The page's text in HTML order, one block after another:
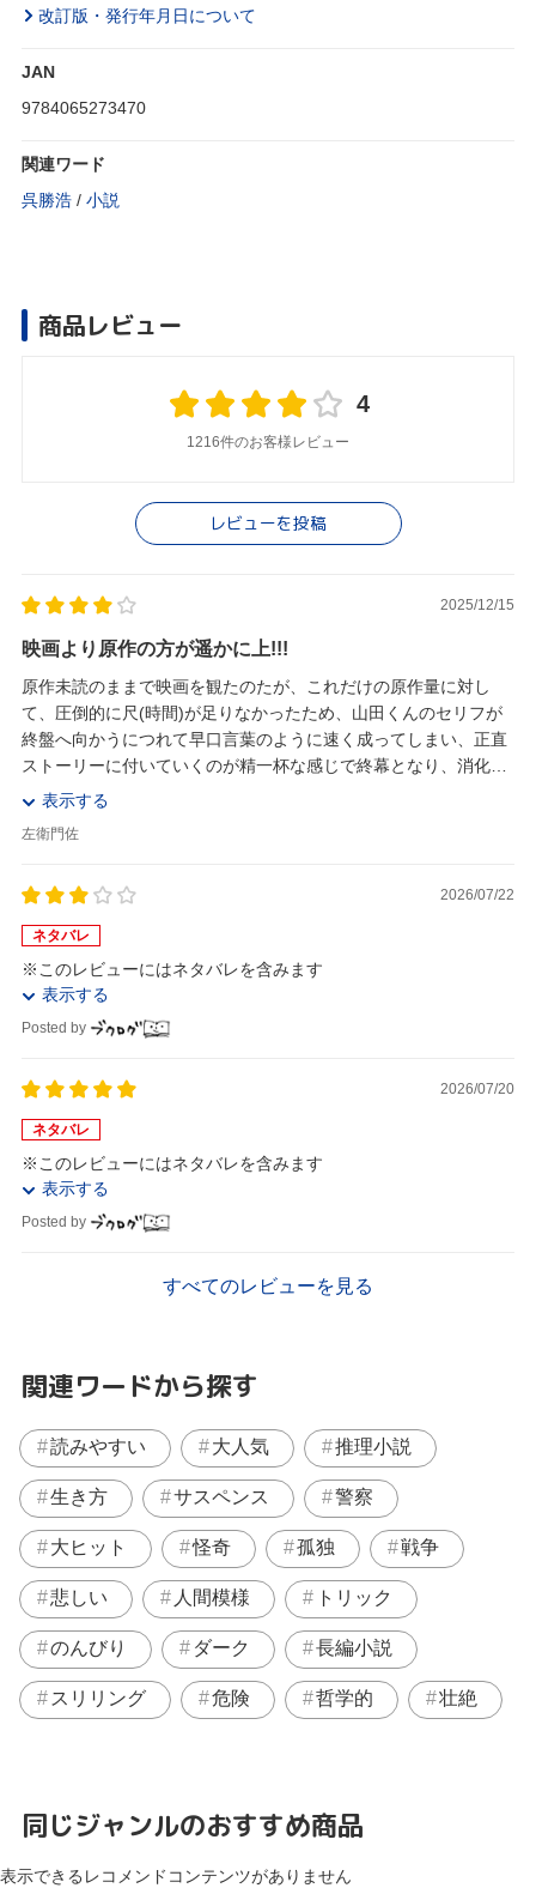
改訂版・発行年月日について
JAN
9784065273470
関連ワード
呉勝浩 / 小説
商品レビュー
4
1216件のお客様レビュー
レビューを投稿
2025/12/15
映画より原作の方が遥かに上!!!
原作未読のままで映画を観たのたが、これだけの原作量に対し
て、圧倒的に尺(時間)が足りなかったため、山田くんのセリフが
終盤へ向かうにつれて早口言葉のように速く成ってしまい、正直
ストーリーに付いていくのが精一杯な感じで終幕となり、消化不
良感満載で原作を読み始めた。
表示する
左衛門佐
2026/07/22
ネタバレ
※このレビューにはネタバレを含みます
表示する
Posted by
2026/07/20
ネタバレ
※このレビューにはネタバレを含みます
表示する
Posted by
すべてのレビューを見る
関連ワードから探す
読みやすい 大人気 推理小説
生き方 サスペンス 警察
大ヒット 怪奇 孤独 戦争
悲しい 人間模様 トリック
のんびり ダーク 長編小説
スリリング 危険 哲学的 壮絶
同じジャンルのおすすめ商品
表示できるレコメンドコンテンツがありません